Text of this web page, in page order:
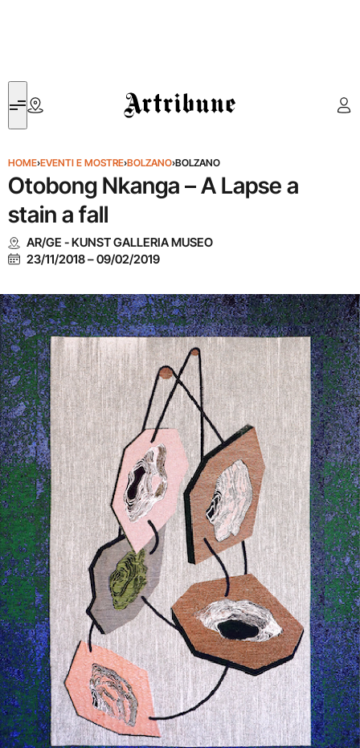
Artribune
HOME›EVENTI E MOSTRE›BOLZANO›BOLZANO
Otobong Nkanga – A Lapse a
stain a fall
AR/GE - KUNST GALLERIA MUSEO
23/11/2018–09/02/2019